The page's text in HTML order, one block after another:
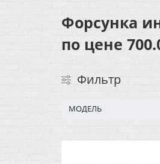
Форсунка
по цене
Фильтр
МОДЕЛЬ